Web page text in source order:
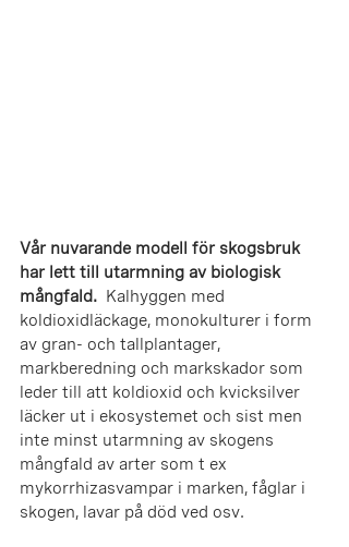
Vår nuvarande modell för skogsbruk
har lett till utarmning av biologisk
mångfald.
  Kalhyggen med
koldioxidläckage, monokulturer i form
av gran- och tallplantager,
markberedning och markskador som
leder till att koldioxid och kvicksilver
läcker ut i ekosystemet och sist men
inte minst utarmning av skogens
mångfald av arter som t ex
mykorrhizasvampar i marken, fåglar i
skogen, lavar på död ved osv.